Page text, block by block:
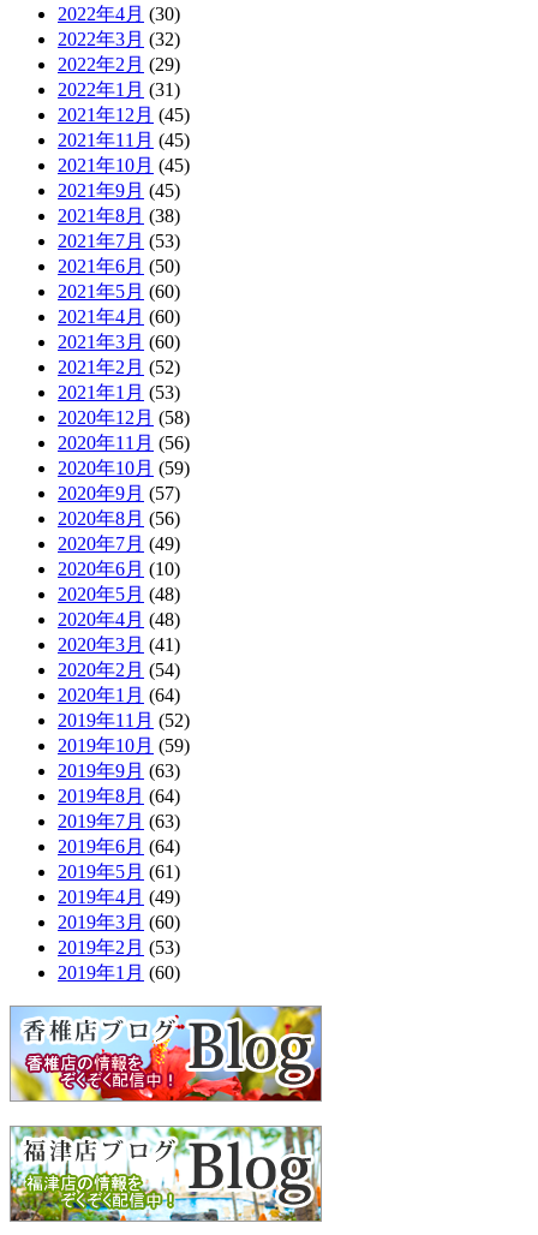
2022年4月 (30)
2022年3月 (32)
2022年2月 (29)
2022年1月 (31)
2021年12月 (45)
2021年11月 (45)
2021年10月 (45)
2021年9月 (45)
2021年8月 (38)
2021年7月 (53)
2021年6月 (50)
2021年5月 (60)
2021年4月 (60)
2021年3月 (60)
2021年2月 (52)
2021年1月 (53)
2020年12月 (58)
2020年11月 (56)
2020年10月 (59)
2020年9月 (57)
2020年8月 (56)
2020年7月 (49)
2020年6月 (10)
2020年5月 (48)
2020年4月 (48)
2020年3月 (41)
2020年2月 (54)
2020年1月 (64)
2019年11月 (52)
2019年10月 (59)
2019年9月 (63)
2019年8月 (64)
2019年7月 (63)
2019年6月 (64)
2019年5月 (61)
2019年4月 (49)
2019年3月 (60)
2019年2月 (53)
2019年1月 (60)